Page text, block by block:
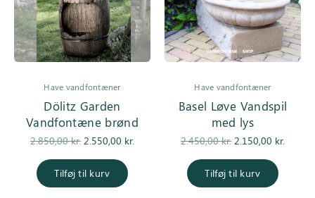
Have vandfontæner
Dölitz Garden
Vandfontæne brønd
2.850,00kr.
Den
pris var:
2.850,00 kr..
2.550,00 kr.
Tilføj til kurv
Have vandfontæner
Basel Løve Vandspil
med lys
2.450,00kr.
Den
pris var:
2.450,00 kr..
2.150,00 kr.
Tilføj til kurv